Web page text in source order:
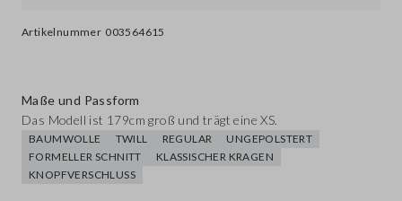
Artikelnummer 003564615
Maße und Passform
Das Modell ist 179cm groß und trägt eine XS.
BAUMWOLLE TWILL REGULAR
UNGEPOLSTERT
FORMELLER SCHNITT
KLASSISCHER KRAGEN
KNOPFVERSCHLUSS